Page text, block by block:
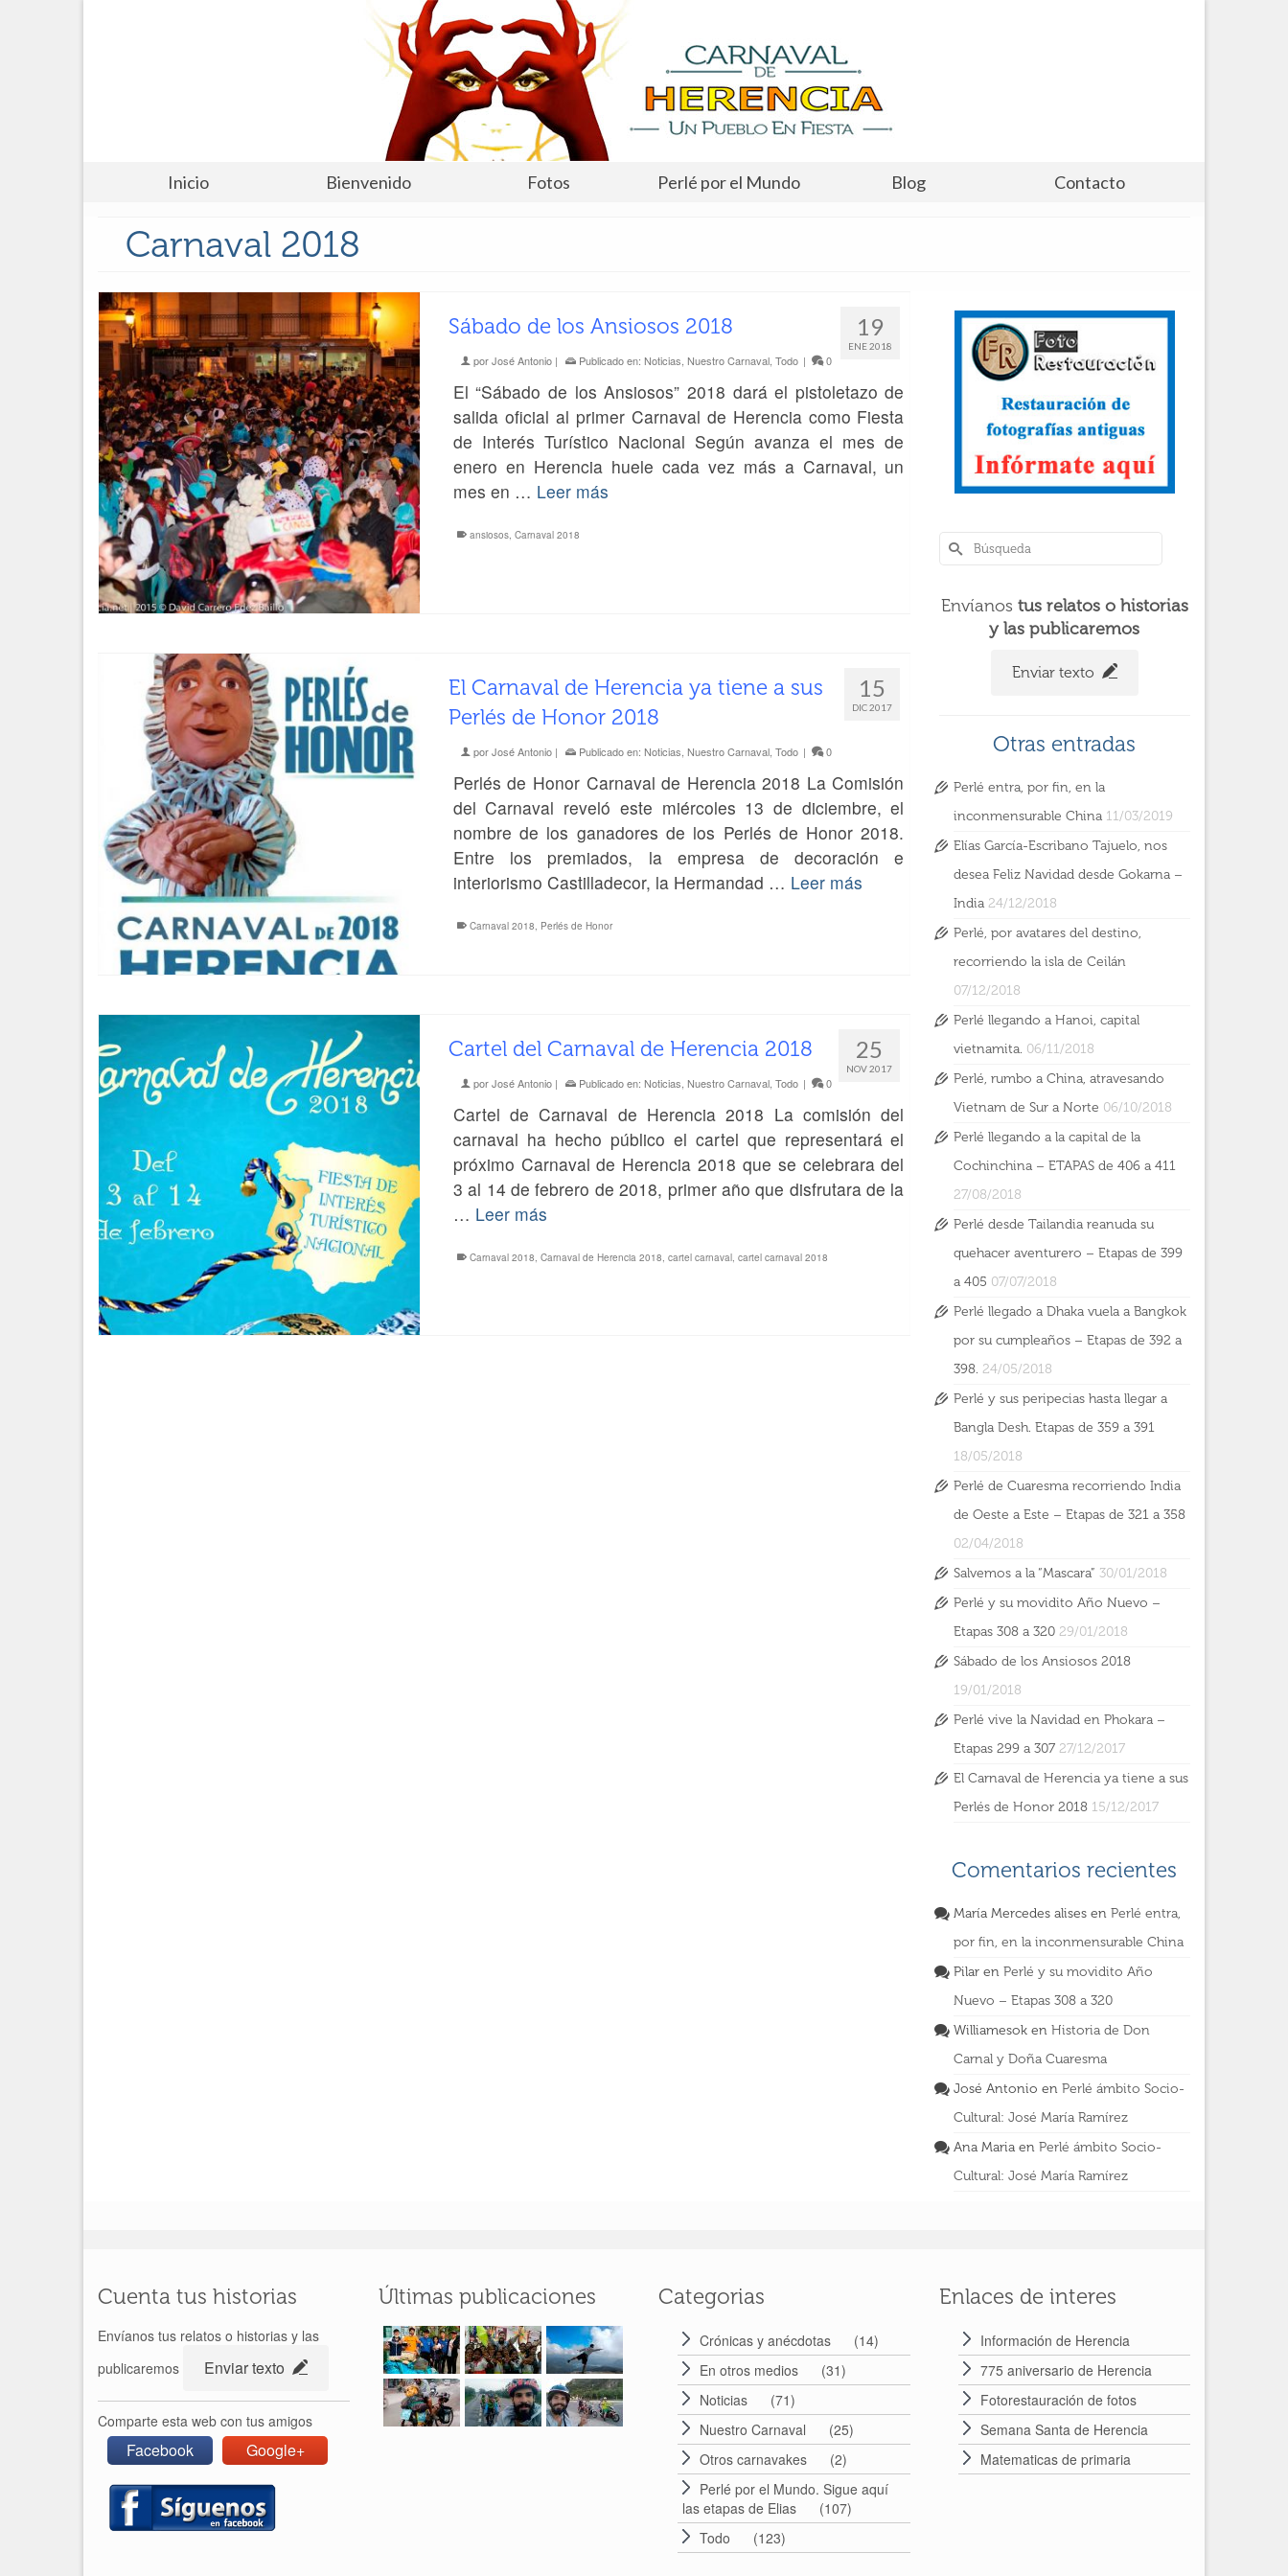
Inicio Bienvenido Fotos Perlé por el Mundo Blog Contacto
Carnaval 2018
19
ENE 2018
Sábado de los Ansiosos 2018
porJosé Antonio| Publicado en: Noticias Nuestro Carnaval, Todo | 0
El “Sábado de los Ansiosos” 2018 dará el pistoletazo de
salida oficial al primer Carnaval de Herencia como Fiesta
de Interés Turístico Nacional Según avanza el mes de
enero en Herencia huele cada vez más a Carnaval, un
mes en … Leer más
ansiosos,Carnaval 2018
15
DIC 2017
El Carnaval de Herencia ya tiene a sus
Perlés de Honor 2018
porJosé Antonio| Publicado en: Noticias Nuestro Carnaval, Todo | 0
Perlés de Honor Carnaval de Herencia 2018 La Comisión
del Carnaval reveló este miércoles 13 de diciembre, el
nombre de los ganadores de los Perlés de Honor 2018.
Entre los premiados, la empresa de decoración e
interiorismo Castilladecor, la Hermandad … Leer más
Carnaval 2018 Perlés de Honor
25
NOV 2017
Cartel del Carnaval de Herencia 2018
porJosé Antonio| Publicado en: Noticias Nuestro Carnaval, Todo | 0
Cartel de Carnaval de Herencia 2018 La comisión del
carnaval ha hecho público el cartel que representará el
próximo Carnaval de Herencia 2018 que se celebrara del
3 al 14 de febrero de 2018, primer año que disfrutara de la
… Leer más
Carnaval 2018 ,Carnaval de Herencia 2018 ,cartel carnaval ,cartel carnaval 2018
Envíanos tus relatos o historias
y las publicaremos
Enviar texto
Otras entradas
Perlé entra, por fin, en la
inconmensurable China 11/03/2019
Elías García-Escribano Tajuelo, nos
desea Feliz Navidad desde Gokarna –
India 24/12/2018
Perlé, por avatares del destino,
recorriendo la isla de Ceilán
07/12/2018
Perlé llegando a Hanoi, capital
vietnamita. 06/11/2018
Perlé, rumbo a China, atravesando
Vietnam de Sur a Norte 06/10/2018
Perlé llegando a la capital de la
Cochinchina – ETAPAS de 406 a 411
27/08/2018
Perlé desde Tailandia reanuda su
quehacer aventurero – Etapas de 399
a 405 07/07/2018
Perlé llegado a Dhaka vuela a Bangkok
por su cumpleaños – Etapas de 392 a
398. 24/05/2018
Perlé y sus peripecias hasta llegar a
Bangla Desh. Etapas de 359 a 391
18/05/2018
Perlé de Cuaresma recorriendo India
de Oeste a Este – Etapas de 321 a 358
02/04/2018
Salvemos a la “Mascara” 30/01/2018
Perlé y su movidito Año Nuevo –
Etapas 308 a 320 29/01/2018
Sábado de los Ansiosos 2018
19/01/2018
Perlé vive la Navidad en Phokara –
Etapas 299 a 307 27/12/2017
El Carnaval de Herencia ya tiene a sus
Perlés de Honor 2018 15/12/2017
Comentarios recientes
María Mercedes alisesen Perlé entra,
por fin, en la inconmensurable China
Pilaren Perlé y su movidito Año
Nuevo – Etapas 308 a 320
Williamesoken Historia de Don
Carnal y Doña Cuaresma
José Antonio en Perlé ámbito Socio-
Cultural: José María Ramírez
Ana Mariaen Perlé ámbito Socio-
Cultural: José María Ramírez
Cuenta tus historias
Envíanos tus relatos o historias y las
publicaremos
Enviar texto
Comparte esta web con tus amigos
Facebook Google+
Últimas publicaciones Categorias
Crónicas y anécdotas
(14)
En otros medios
(31)
Noticias
(71)
Nuestro Carnaval
(25)
Otros carnavakes
(2)
Perlé por el Mundo. Sigue aquí
las etapas de Elias
(107)
Todo
(123)
Enlaces de interes
Información de Herencia
775 aniversario de Herencia
Fotorestauración de fotos
Semana Santa de Herencia
Matematicas de primaria